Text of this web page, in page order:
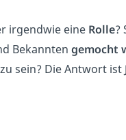
irgendwie eine Rolle?
Bekannten gemocht
sein? Die Antwort ist